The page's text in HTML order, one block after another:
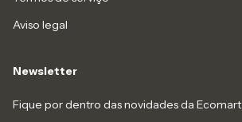
Aviso legal
Newsletter
Fique por dentro das novidades da Ecomart